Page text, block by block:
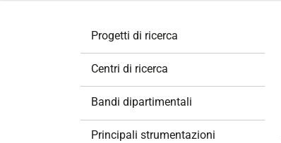
Progetti di ricerca
Centri di ricerca
Bandi dipartimentali
Principali strumentazioni